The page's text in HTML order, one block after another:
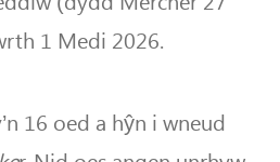
1 Medi 2026.
16 oed a hŷn i wneud